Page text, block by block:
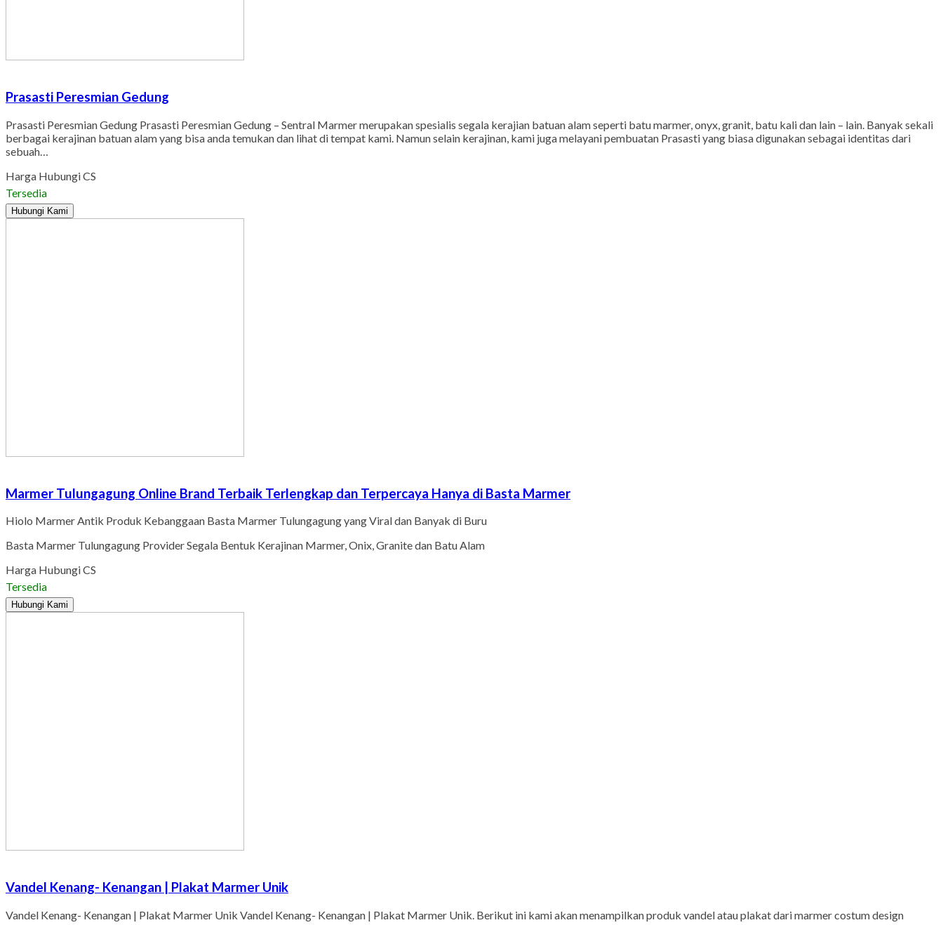
Prasasti Peresmian Gedung
Prasasti Peresmian Gedung Prasasti Peresmian Gedung – Sentral Marmer merupakan spesialis segala kerajian batuan alam seperti batu marmer, onyx, granit, batu kali dan lain – lain. Banyak sekali
berbagai kerajinan batuan alam yang bisa anda temukan dan lihat di tempat kami. Namun selain kerajinan, kami juga melayani pembuatan Prasasti yang biasa digunakan sebagai identitas dari
sebuah…
Harga Hubungi CS
Tersedia
Hubungi Kami
Marmer Tulungagung Online Brand Terbaik Terlengkap dan Terpercaya Hanya di Basta Marmer
Hiolo Marmer Antik Produk Kebanggaan Basta Marmer Tulungagung yang Viral dan Banyak di Buru
Basta Marmer Tulungagung Provider Segala Bentuk Kerajinan Marmer, Onix, Granite dan Batu Alam
Harga Hubungi CS
Tersedia
Hubungi Kami
Vandel Kenang- Kenangan | Plakat Marmer Unik
Vandel Kenang- Kenangan | Plakat Marmer Unik Vandel Kenang- Kenangan | Plakat Marmer Unik. Berikut ini kami akan menampilkan produk vandel atau plakat dari marmer costum design